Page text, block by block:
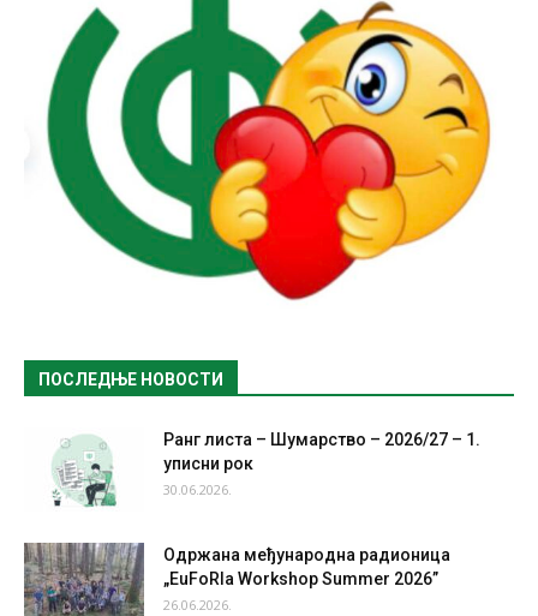
ПОСЛЕДЊЕ НОВОСТИ
Ранг листа – Шумарство – 2026/27 – 1.
уписни рок
30.06.2026.
Одржана међународна радионица
„EuFoRIa Workshop Summer 2026”
26.06.2026.